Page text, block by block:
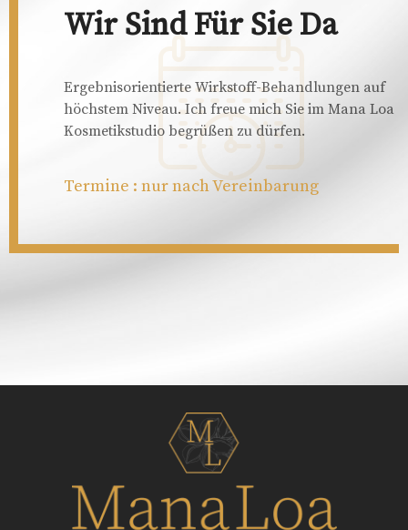
Wir Sind Für Sie Da
Ergebnisorientierte Wirkstoff-Behandlungen auf
höchstem Niveau. Ich freue mich Sie im Mana Loa
Kosmetikstudio begrüßen zu dürfen.
Termine : nur nach Vereinbarung